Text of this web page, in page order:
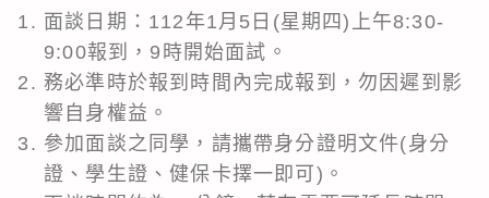
面談日期：112年1月5日(星期四)上午8:30-
9:00報到，9時開始面試。
務必準時於報到時間內完成報到，勿因遲到影
響自身權益。
參加面談之同學，請攜帶身分證明文件(身分
證、學生證、健保卡擇一即可)。